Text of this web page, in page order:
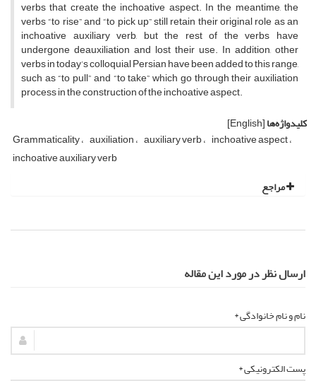
verbs that create the inchoative aspect. In the meantime, the
verbs “to rise” and “to pick up” still retain their original role as an
inchoative auxiliary verb, but the rest of the verbs have
undergone deauxiliation and lost their use. In addition, other
verbs in today’s colloquial Persian have been added to this range,
such as “to pull” and “to take” which go through their auxiliation
process in the construction of the inchoative aspect.
کلیدواژه‌ها[English]
Grammaticality auxiliation auxiliary verb inchoative aspect
inchoative auxiliary verb
مراجع
ارسال نظر در مورد این مقاله
نام و نام خانوادگی *
پست الکترونیکی *